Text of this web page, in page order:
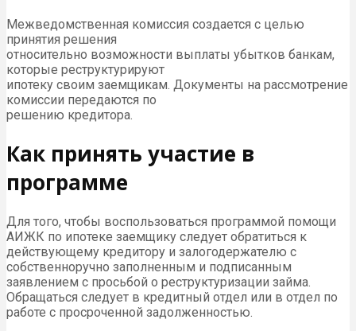
Межведомственная комиссия создается с целью
принятия решения
относительно возможности выплаты убытков банкам,
которые реструктурируют
ипотеку своим заемщикам. Документы на рассмотрение
комиссии передаются по
решению кредитора.
Как принять участие в
программе
Для того, чтобы воспользоваться программой помощи
АИЖК по ипотеке заемщику следует обратиться к
действующему кредитору и залогодержателю с
собственноручно заполненным и подписанным
заявлением с просьбой о реструктуризации займа.
Обращаться следует в кредитный отдел или в отдел по
работе с просроченной задолженностью.